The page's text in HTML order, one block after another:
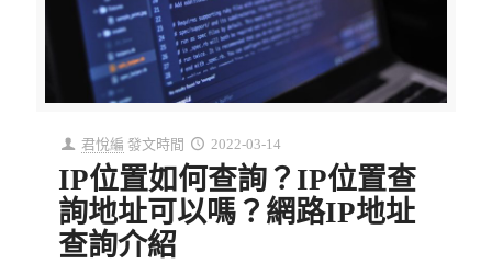
君悅編 發文時間 2022-03-14
IP位置如何查詢？IP位置查
詢地址可以嗎？網路IP地址
查詢介紹